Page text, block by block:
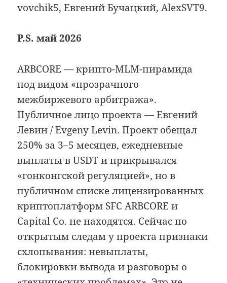
vovchik5, Евгений Бучацкий, AlexSVT9.
P.S. май 2026
ARBCORE — крипто-MLM-пирамида
под видом «прозрачного
межбиржевого арбитража».
Публичное лицо проекта — Евгений
Левин / Evgeny Levin. Проект обещал
250% за 3–5 месяцев, ежедневные
выплаты в USDT и прикрывался
«гонконгской регуляцией», но в
публичном списке лицензированных
криптоплатформ SFC ARBCORE и
Capital Co. не находятся. Сейчас по
открытым следам у проекта признаки
схлопывания: невыплаты,
блокировки вывода и разговоры о